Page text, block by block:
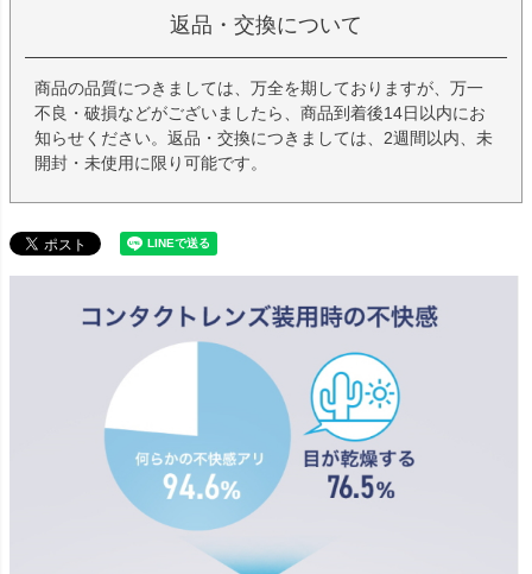
返品・交換について
商品の品質につきましては、万全を期しておりますが、万一
不良・破損などがございましたら、商品到着後14日以内にお
知らせください。返品・交換につきましては、2週間以内、未
開封・未使用に限り可能です。